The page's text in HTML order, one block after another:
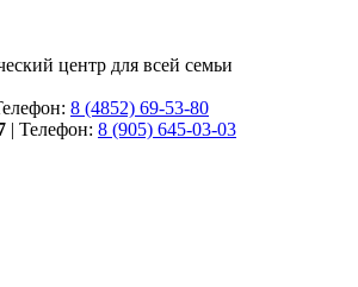
центр для всей семьи
8 (4852) 69-53-80
| Телефон: 8 (905) 645-03-03